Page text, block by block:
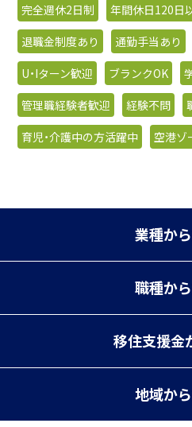
完全週休2日制
年間休日120日
退職金制度あり
通勤手当あり
U・Iターン歓迎
ブランクOK
管理職経験者歓迎
経験不問
育児・介護中の方活躍中
空港ゾ
業種か
職種か
移住支援金
地域か